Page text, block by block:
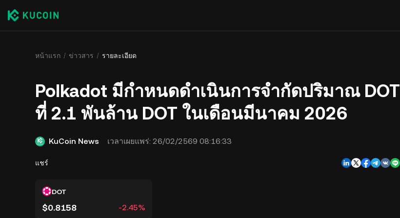
หน้าแรก ข่าวสาร รายละเอียด
Polkadot มีกำหนดดำเนินการจำกัดปริมาณ DOT
ที่ 2.1 พันล้าน DOT ในเดือนมีนาคม 2026
KuCoin News เวลาเผยแพร่: 26/02/2569 08:16:33
แชร์
DOT
$0.8158 -2.45%